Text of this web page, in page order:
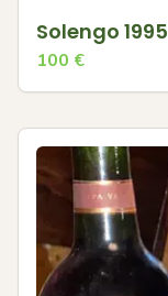
Solengo 1995
100 €